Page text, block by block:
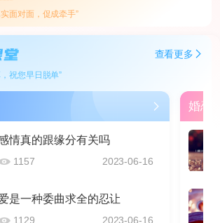
面对面，促成牵手”
查看更多
祝您早日脱单”
情真的跟缘分有关吗
1157 2023-06-16
是一种委曲求全的忍让
1129 2023-06-16
婚恋